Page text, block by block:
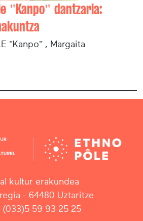
"Kanpo" dantzaria:
"Kanpo" , Margaita
kultur erakundea
- 64480 Uztaritze
(033)5 59 93 25 25